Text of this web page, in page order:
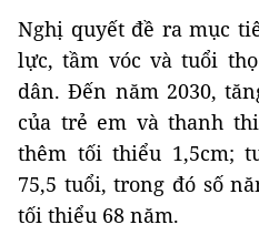
Nghị quyết đề ra mục
lực, tầm vóc và tuổi
dân. Đến năm 2030,
của trẻ em và thanh
thêm tối thiểu 1,5cm;
75,5 tuổi, trong đó số
tối thiểu 68 năm.